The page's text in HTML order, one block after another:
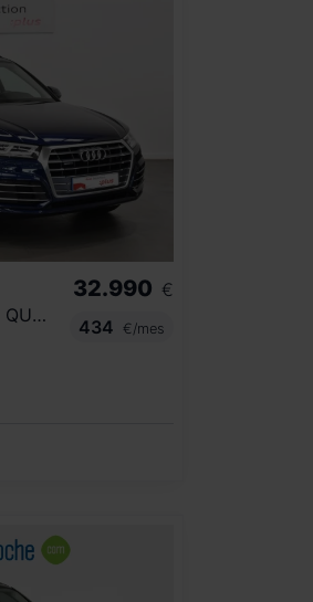
40 TDI 140KW (190CV) QUATTRO S TRONIC
32.990 €
434
€/mes